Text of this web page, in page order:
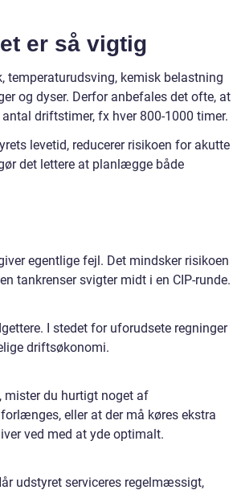
er så vigtig
kemisk belastning
og dyser. Derfor anbefales det ofte, at
driftstimer, fx hver 800-1000 timer.
levetid, reducerer risikoen for akutte
det lettere at planlægge både
egentlige fejl. Det mindsker risikoen
tankrenser svigter midt i en CIP-runde.
I stedet for uforudsete regninger
driftsøkonomi.
mister du hurtigt noget af
eller at der må køres ekstra
ved med at yde optimalt.
udstyret serviceres regelmæssigt,